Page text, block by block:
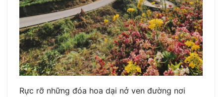
Rực rỡ những đóa hoa dại nở ven đường nơi